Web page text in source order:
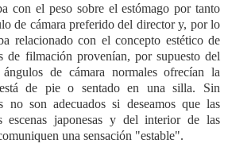
con el peso sobre el estómago por tanto
de cámara preferido del director y, por lo
relacionado con el concepto estético de
de filmación provenían, por supuesto del
de cámara normales ofrecían la
de pie o sentado en una silla. Sin
no son adecuados si deseamos que las
escenas japonesas y del interior de las
una sensación "estable".